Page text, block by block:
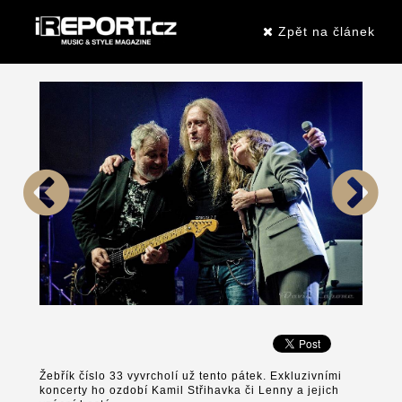
Zpět na článek
Žebřík číslo 33 vyvrcholí už tento pátek. Exkluzivními
koncerty ho ozdobí Kamil Střihavka či Lenny a jejich